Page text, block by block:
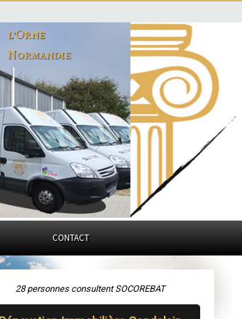
l'Orne
Normandie
CONTACT
28 personnes consultent SOCOREBAT